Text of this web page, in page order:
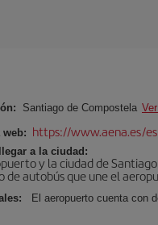
Santiago de Compostela
web: https://www.aena.es/
a la ciudad:
y la ciudad de
de autobús que une el
El aeropuerto cuenta con